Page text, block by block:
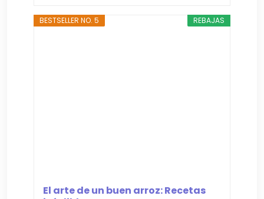
REBAJAS
BESTSELLER NO. 5
El arte de un buen arroz: Recetas